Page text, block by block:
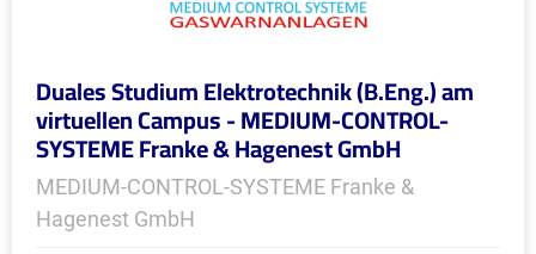
Duales Studium Elektrotechnik (B.Eng.) am
virtuellen Campus - MEDIUM-CONTROL-
SYSTEME Franke & Hagenest GmbH
MEDIUM-CONTROL-SYSTEME Franke &
Hagenest GmbH